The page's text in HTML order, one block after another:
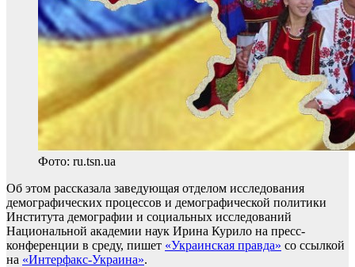
Фото: ru.tsn.ua
Об этом рассказала заведующая отделом исследования
демографических процессов и демографической политики
Института демографии и социальных исследований
Национальной академии наук Ирина Курило на пресс-
конференции в среду, пишет «Украинская правда» со ссылкой
на «Интерфакс-Украина».